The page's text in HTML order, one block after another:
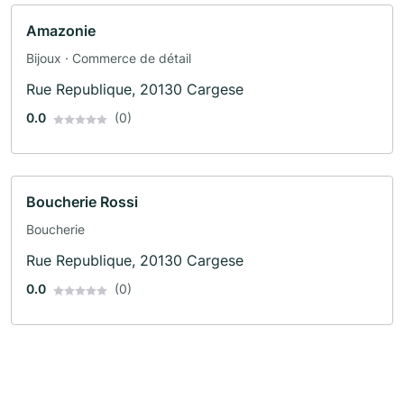
Amazonie
Bijoux · Commerce de détail
Rue Republique, 20130 Cargese
0.0 (0)
Boucherie Rossi
Boucherie
Rue Republique, 20130 Cargese
0.0 (0)